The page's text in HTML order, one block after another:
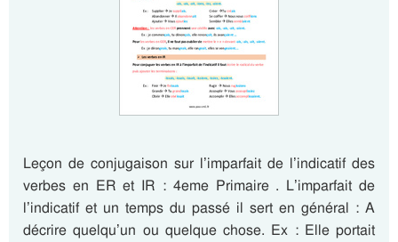
Leçon de conjugaison sur l’imparfait de l’indicatif des
verbes en ER et IR : 4eme Primaire . L’imparfait de
l’indicatif et un temps du passé il sert en général : A
décrire quelqu’un ou quelque chose. Ex : Elle portait